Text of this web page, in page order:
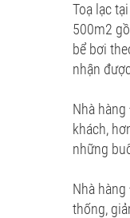
Toạ lạc
500m2
bể bơi
nhận
Nhà
khách,
những
Nhà
thống,